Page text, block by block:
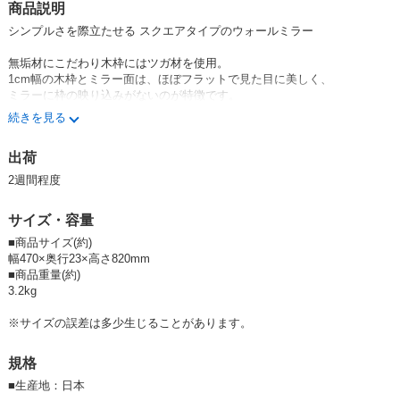
商品説明
シンプルさを際立たせる スクエアタイプのウォールミラー
無垢材にこだわり木枠にはツガ材を使用。
1cm幅の木枠とミラー面は、ほぼフラットで見た目に美しく、
ミラーに枠の映り込みがないのが特徴です。
すっきりとした緻密で繊細なデザインはインテリアとしても
上品で趣のある風合いを感じさせてくれます。
塗装には安全性の高いF☆☆☆☆のウレタン樹脂塗料を使用しています。
用途や場所に合わせて選べる3サイズ、カラーは4色ご用意しています。
［正方形42cm・正方形60cm・長方形47×82cm］
［ナチュラル・
※長方形は縦横どちらでも設置可能です。
枠の裏にある金具に付属のひもを通して設置してください。
壁側のフックはご準備して頂く必要がございます。
続きを見る
出荷
2週間程度
サイズ・容量
■商品サイズ(約)
幅470×奥行23×高さ820mm
■商品重量(約)
3.2kg
※サイズの誤差は多少生じることがあります。
規格
■生産地：日本